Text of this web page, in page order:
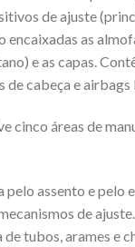
de ajuste
encaixadas as
e as capas.
de cabeça e
cinco áreas de
assento e pelo
de
tubos, arames e